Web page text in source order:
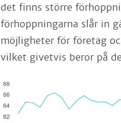
det finns större
förhoppningarna slår in
möjligheter för företag
vilket givetvis beror på